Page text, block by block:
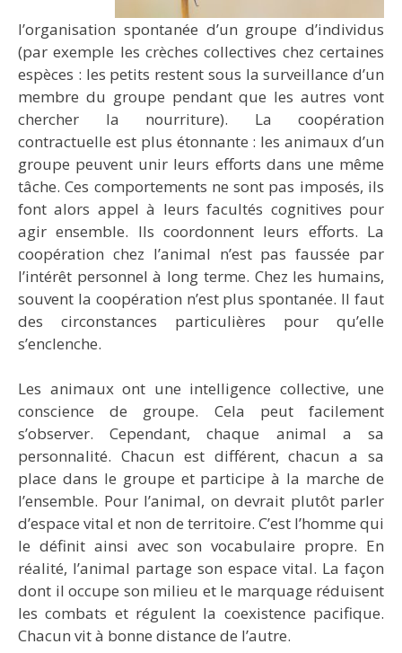
l’organisation spontanée d’un groupe d’individus
(par exemple les crèches collectives chez certaines
espèces : les petits restent sous la surveillance d’un
membre du groupe pendant que les autres vont
chercher la nourriture). La coopération
contractuelle est plus étonnante : les animaux d’un
groupe peuvent unir leurs efforts dans une même
tâche. Ces comportements ne sont pas imposés, ils
font alors appel à leurs facultés cognitives pour
agir ensemble. Ils coordonnent leurs efforts. La
coopération chez l’animal n’est pas faussée par
l’intérêt personnel à long terme. Chez les humains,
souvent la coopération n’est plus spontanée. Il faut
des circonstances particulières pour qu’elle
s’enclenche.
Les animaux ont une intelligence collective, une
conscience de groupe. Cela peut facilement
s’observer. Cependant, chaque animal a sa
personnalité. Chacun est différent, chacun a sa
place dans le groupe et participe à la marche de
l’ensemble. Pour l’animal, on devrait plutôt parler
d’espace vital et non de territoire. C’est l’homme qui
le définit ainsi avec son vocabulaire propre. En
réalité, l’animal partage son espace vital. La façon
dont il occupe son milieu et le marquage réduisent
les combats et régulent la coexistence pacifique.
Chacun vit à bonne distance de l’autre.